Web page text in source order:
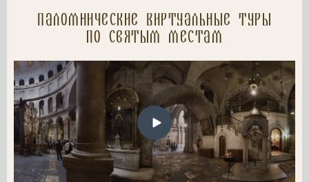
Паломнические Виртуальные туры
по святым местам